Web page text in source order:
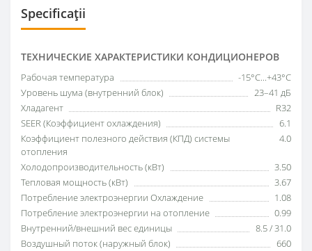
Specificații
ТЕХНИЧЕСКИЕ ХАРАКТЕРИСТИКИ КОНДИЦИОНЕРОВ
Рабочая температура
-15°C...+43°C
Уровень шума (внутренний блок)
23–41 дБ
Хладагент
R32
SEER (Коэффициент охлаждения)
6.1
Коэффициент полезного действия (КПД) системы
отопления
4.0
Холодопроизводительность (кВт)
3.50
Тепловая мощность (кВт)
3.67
Потребление электроэнергии Охлаждение
1.08
Потребление электроэнергии на отопление
0.99
Внутренний/внешний вес единицы
8.5 / 31.0
Воздушный поток (наружный блок)
660